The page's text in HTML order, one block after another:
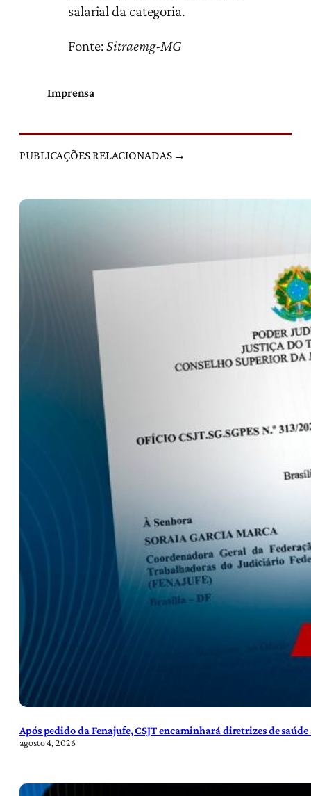
salarial da categoria.
Fonte:Sitraemg-MG
Imprensa
PUBLICAÇÕES RELACIONADAS →
Após pedido da Fenajufe, CSJT encaminhará diretrizes de
agosto 4, 2026